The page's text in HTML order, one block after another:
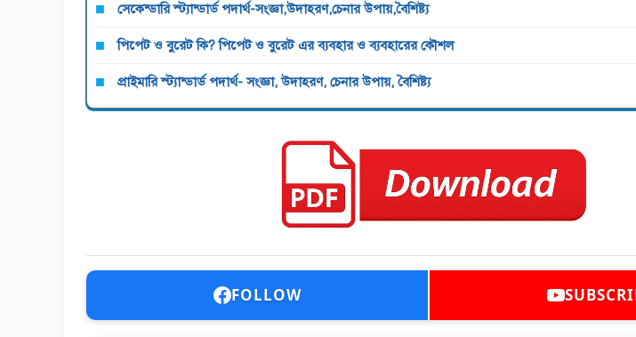
সেকেন্ডারি স্ট্যান্ডার্ড পদার্থ-সংজ্ঞা,উদাহরণ,চেনার উপায়,বৈশিষ্ট্য
পিপেট ও বুরেট কি? পিপেট ও বুরেট এর ব্যবহার ও ব্যবহারের কৌশল
প্রাইমারি স্ট্যান্ডার্ড পদার্থ- সংজ্ঞা, উদাহরণ, চেনার উপায়, বৈশিষ্ট্য
FOLLOW